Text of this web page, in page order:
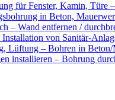
für Fenster, Kamin, Türe
in Beton,
– Wand entfernen /
von Sanitär-
Lüftung – Bohren in
installieren – Bohrung